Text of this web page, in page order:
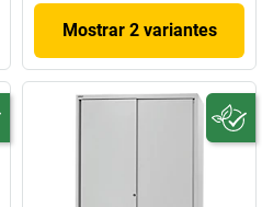
Mostrar 2 variantes